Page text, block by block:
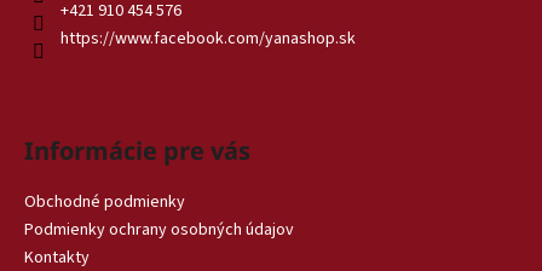
+421 910 454 576
https://www.facebook.com/yanashop.sk
Informácie pre vás
Obchodné podmienky
Podmienky ochrany osobných údajov
Kontakty